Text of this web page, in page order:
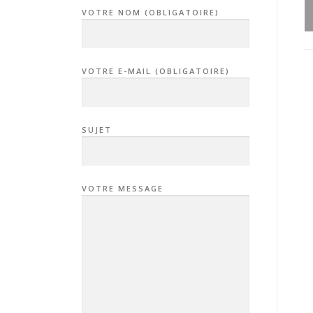
VOTRE NOM (OBLIGATOIRE)
VOTRE E-MAIL (OBLIGATOIRE)
SUJET
VOTRE MESSAGE